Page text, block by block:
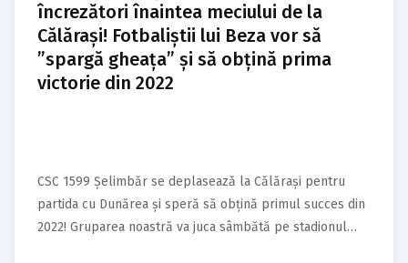
încrezători înaintea meciului de la
Călărași! Fotbaliștii lui Beza vor să
”spargă gheața” și să obțină prima
victorie din 2022
CSC 1599 Șelimbăr se deplasează la Călărași pentru
partida cu Dunărea și speră să obțină primul succes din
2022! Gruparea noastră va juca sâmbătă pe stadionul